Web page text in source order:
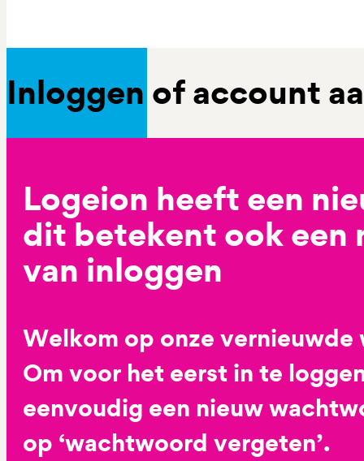
Inloggen of account
Logeion heeft een
dit betekent ook een
van inloggen
Welkom op onze vernieuwde
Om voor het eerst in te
eenvoudig een nieuw
op ‘wachtwoord vergeten’.